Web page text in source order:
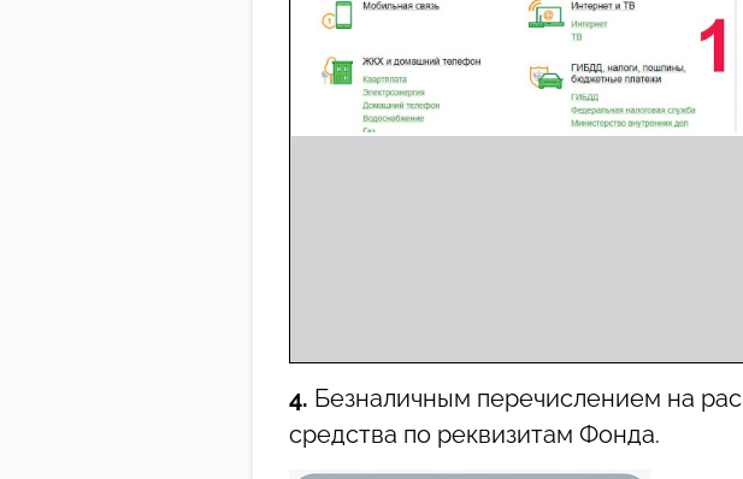
4. Безналичным перечислением на
средства по реквизитам Фонда.